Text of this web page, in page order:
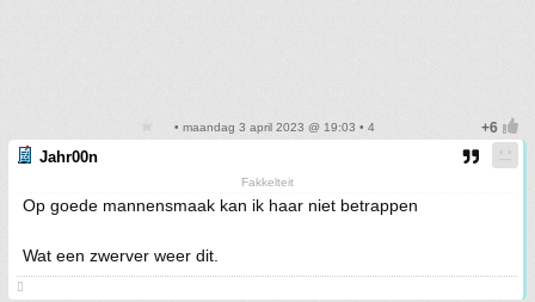
• maandag 3 april 2023 @ 19:03 • 4
Jahr00n
Fakkelteit
Op goede mannensmaak kan ik haar niet betrappen
Wat een zwerver weer dit.
